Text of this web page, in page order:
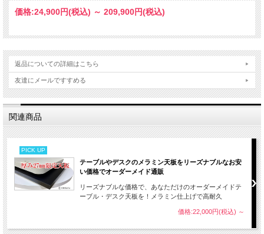
価格:24,900円(税込) ～ 209,900円(税込)
返品についての詳細はこちら
友達にメールですすめる
関連商品
PICK UP
テーブルやデスクのメラミン天板をリーズナブルなお安
い価格でオーダーメイド通販
リーズナブルな価格で、あなただけのオーダーメイドテ
ーブル・デスク天板を！メラミン仕上げで高耐久
価格:22,000円(税込) ～